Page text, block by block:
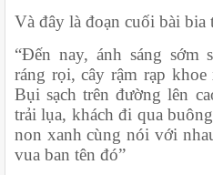
Và đây là đoạn cuối bài bia
“Đến nay, ánh sáng sớm
ráng rọi, cây rậm rạp
Bụi sạch trên đường lên
trải lụa, khách đi qua
non xanh cùng nói với
vua ban tên đó”